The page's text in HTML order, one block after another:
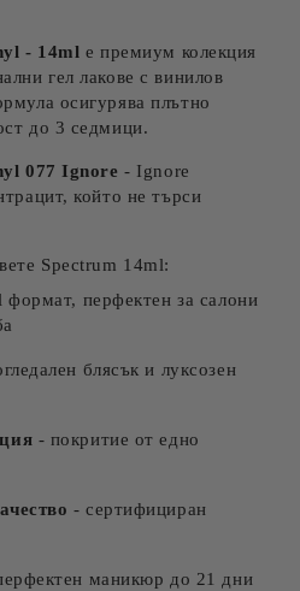
- 14ml е премиум колекция
гел лакове с винилов
осигурява плътно
до 3 седмици.
077 Ignore - Ignore
който не търси
Spectrum 14ml:
формат, перфектен за салони
блясък и луксозен
- покритие от едно
- сертифициран
маникюр до 21 дни